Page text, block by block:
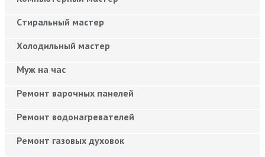
Cтиральный мастер
Холодильный мастер
Муж на час
Ремонт варочных панелей
Ремонт водонагревателей
Ремонт газовых духовок